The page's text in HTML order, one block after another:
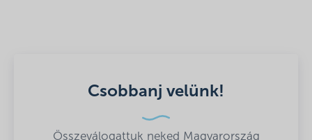
Csobbanj velünk!
Összeválogattuk neked Magyarország